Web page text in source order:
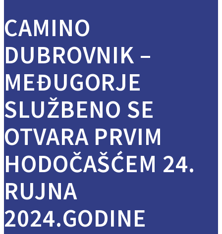
CAMINO
DUBROVNIK –
MEĐUGORJE
SLUŽBENO SE
OTVARA PRVIM
HODOČAŠĆEM 24.
RUJNA
2024.GODINE